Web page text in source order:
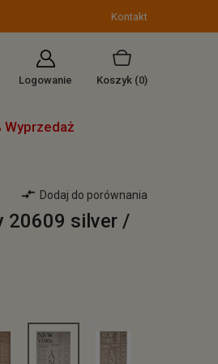
Kontakt
Logowanie Koszyk (0)
Wyprzedaż
Dodaj do porównania
20609 silver /